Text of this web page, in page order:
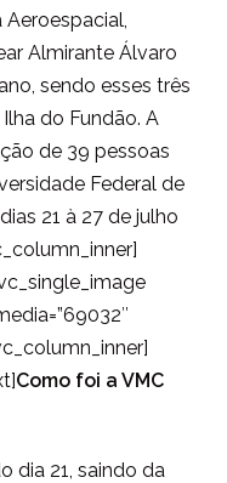
Aeroespacial,
Almirante Álvaro
sendo esses três
do Fundão. A
de 39 pessoas
Federal de
21 à 27 de julho
Como foi a VMC
dia 21, saindo da